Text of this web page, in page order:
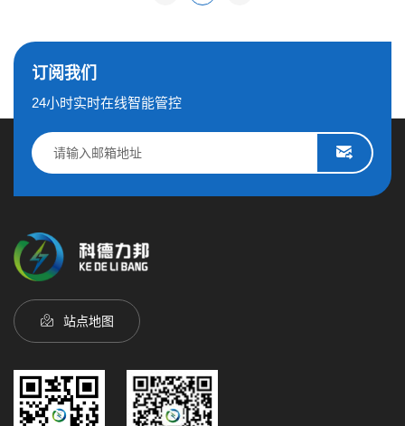
订阅我们
24小时实时在线智能管控
站点地图